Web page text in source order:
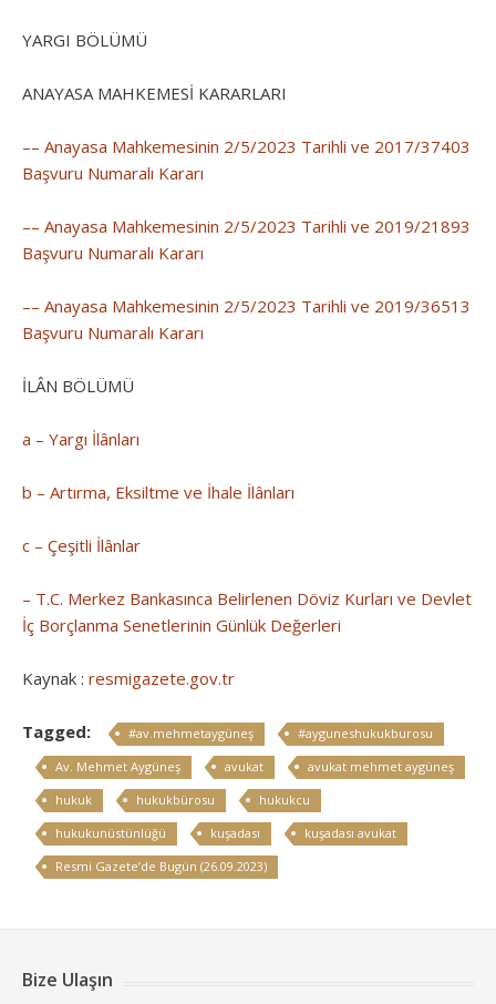
YARGI BÖLÜMÜ
ANAYASA MAHKEMESİ KARARLARI
–– Anayasa Mahkemesinin 2/5/2023 Tarihli ve 2017/37403
Başvuru Numaralı Kararı
–– Anayasa Mahkemesinin 2/5/2023 Tarihli ve 2019/21893
Başvuru Numaralı Kararı
–– Anayasa Mahkemesinin 2/5/2023 Tarihli ve 2019/36513
Başvuru Numaralı Kararı
İLÂN BÖLÜMÜ
a – Yargı İlânları
b – Artırma, Eksiltme ve İhale İlânları
c – Çeşitli İlânlar
– T.C. Merkez Bankasınca Belirlenen Döviz Kurları ve Devlet
İç Borçlanma Senetlerinin Günlük Değerleri
Kaynak : resmigazete.gov.tr
Tagged: #av.mehmetaygüneş
#ayguneshukukburosu
Av. Mehmet Aygüneş
avukat
avukat mehmet aygüneş
hukuk
hukukbürosu
hukukcu
hukukunüstünlüğü
kuşadası
kuşadası avukat
Resmi Gazete’de Bugün (26.09.2023)
Bize Ulaşın